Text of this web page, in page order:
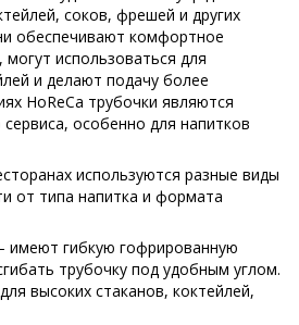
соков, фрешей и других
обеспечивают комфортное
использоваться для
и делают подачу более
HoReCa трубочки являются
особенно для напитков
используются разные виды
от типа напитка и формата
имеют гибкую гофрированную
трубочку под удобным углом.
высоких стаканов, коктейлей,